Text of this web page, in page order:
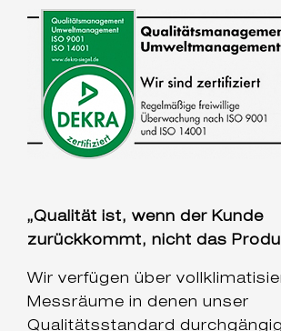
„Qualität ist, wenn der Kunde
zurückkommt, nicht das
Wir verfügen über
Messräume in denen unser
Qualitätsstandard